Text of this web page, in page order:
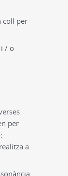
coll per
i / o
per
a